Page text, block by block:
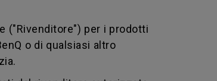
("Rivenditore") per i prodotti
o di qualsiasi altro